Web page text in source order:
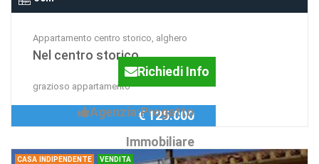
Appartamento centro storico, alghero
Nel centro storico
grazioso appartamento
Richiedi Info
Agenzia:Progetto
Immobiliare
€ 125.000
CASA INDIPENDENTE VENDITA